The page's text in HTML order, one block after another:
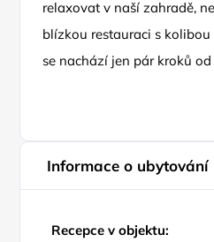
relaxovat v naší zahradě,
blízkou restauraci s
se nachází jen pár kroků
Informace o ubytování
Recepce v objektu: